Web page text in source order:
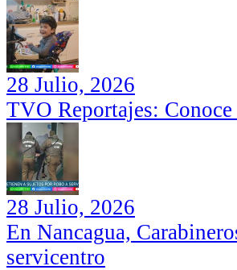
28 Julio, 2026
TVO Reportajes:
28 Julio, 2026
En Nancagua,
servicentro